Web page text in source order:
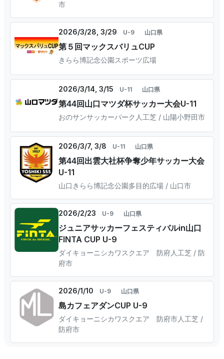
市
2026/3/28, 3/29 U-9 山口県
第５回マックスバリュCUP
きらら博記念公園スポーツ広場
2026/3/14, 3/15 U-11 山口県
第44回山口マツダ杯サッカー大会U-11
おのサンサッカーパーク人工芝 / 山陽小野田市
2026/3/7, 3/8 U-11 山口県
第44回出雲大社杯争奪少年サッカー大会
U-11
山口きらら博記念公園多目的広場 / 山口市
2026/2/23 U-9 山口県
ジュニアサッカーフェスティバルin山口
FINTA CUP U-9
ダイキョーニシカワスクエア 防府人工芝 / 防
府市
2026/1/10 U-9 山口県
島カフェアダンCUP U-9
ダイキョーニシカワスクエア 防府市人工芝 /
防府市